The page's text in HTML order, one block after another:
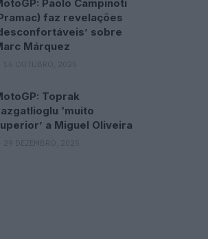
Paolo Campinoti
faz revelações
sobre
Márquez
16 OUTUBRO, 2025
Toprak
‘muito
a Miguel Oliveira